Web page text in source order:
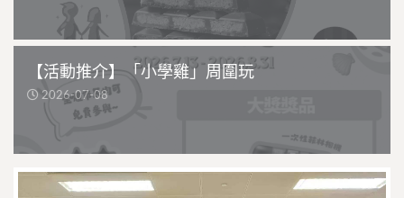
【活動推介】「小學雞」周圍玩
2026-07-08